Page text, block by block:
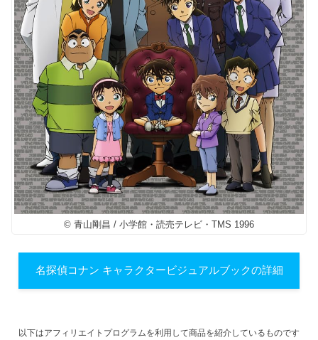
© 青山剛昌 / 小学館・読売テレビ・TMS 1996
名探偵コナン キャラクタービジュアルブックの詳細
以下はアフィリエイトプログラムを利用して商品を紹介しているものです